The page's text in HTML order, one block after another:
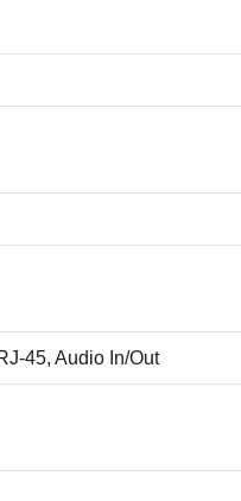
45, Audio In/Out